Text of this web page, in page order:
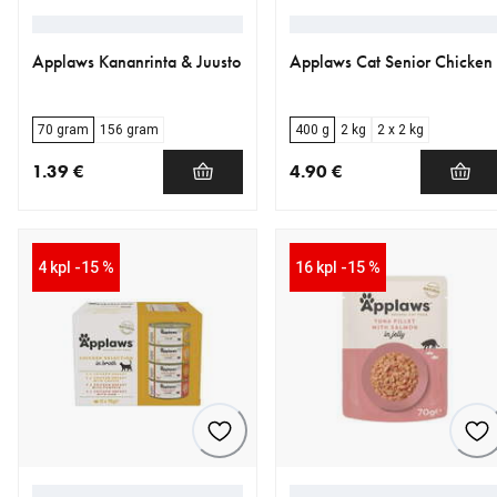
Applaws Kananrinta & Juusto
70 gram 156 gram
1.39 €
Applaws Cat Senior Chicken
400 g 2 kg 2 x 2 kg
4.90 €
4 kpl -15 % 16 kpl -15 %